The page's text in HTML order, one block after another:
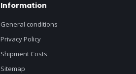
Information
General conditions
Privacy Policy
Shipment Costs
Sitemap